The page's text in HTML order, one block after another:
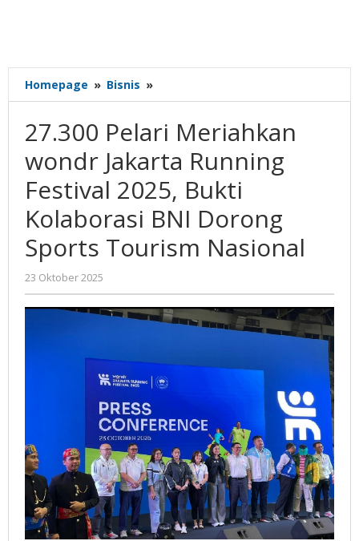
Homepage » Bisnis »
Pelari
wondr
Jakarta
Running
Festival
2025,
Bukti
BNI
Nasional
27.300 Pelari Meriahkan
wondr Jakarta Running
Festival 2025, Bukti
Kolaborasi BNI Dorong
Sports Tourism Nasional
23 Oktober 2025
Gatot
Susanto